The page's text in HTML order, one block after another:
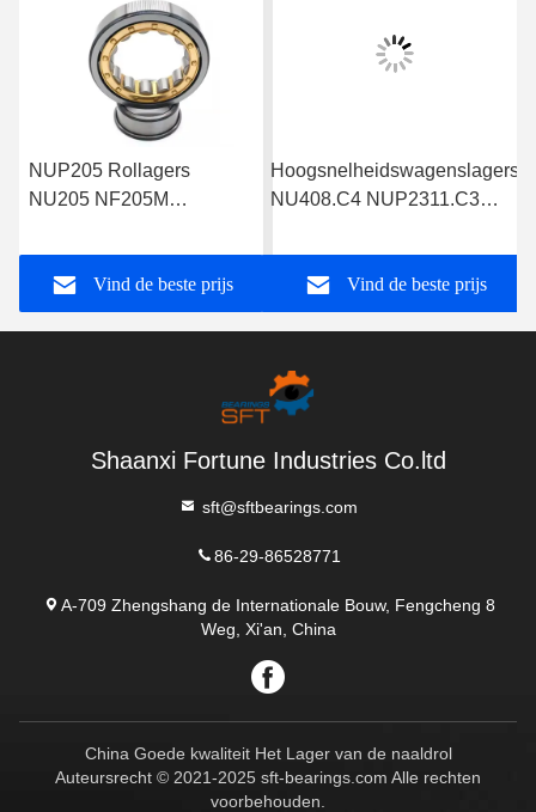
NUP205 Rollagers
NU205 NF205M
NJ205 NUP205
Afmetingen 25*52*15mm
Vind de beste prijs
Hoogsnelheidswagenslagers
NU408.C4 NUP2311.C3
Vind de beste prijs
Shaanxi Fortune Industries Co.ltd
sft@sftbearings.com
86-29-86528771
A-709 Zhengshang de Internationale Bouw, Fengcheng 8
Weg, Xi'an, China
China Goede kwaliteit Het Lager van de naaldrol
Auteursrecht © 2021-2025 sft-bearings.com Alle rechten
voorbehouden.